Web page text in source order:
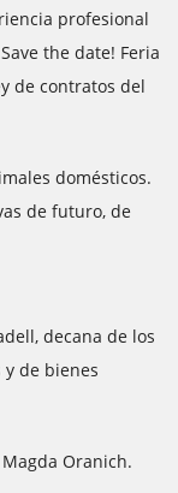
profesional
the date! Feria
de contratos del
domésticos.
de futuro, de
decana de los
de bienes
Oranich.